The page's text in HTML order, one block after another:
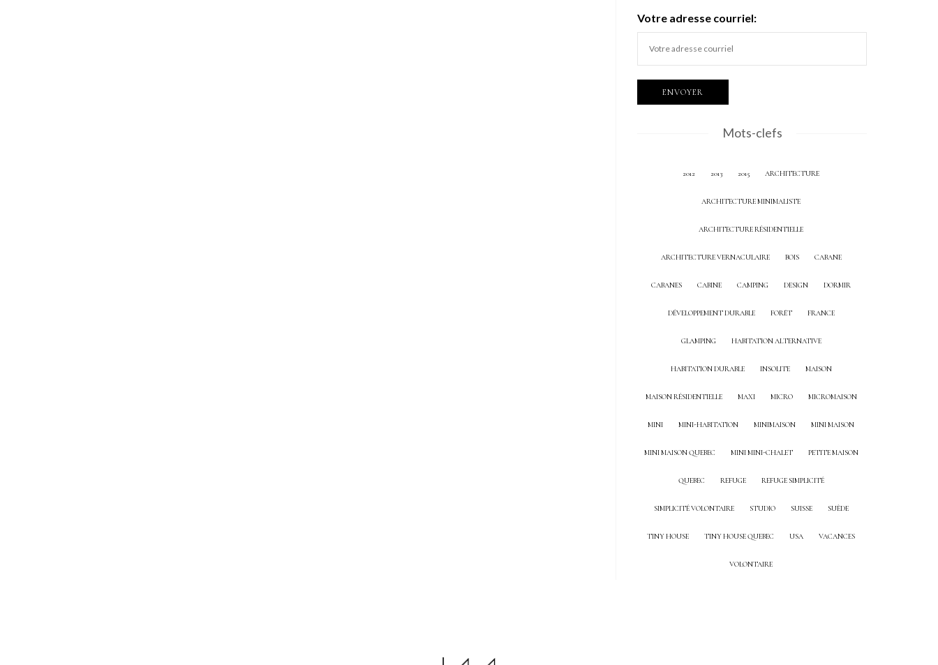
Votre adresse courriel:
Mots-clefs
2012 2013 2015 ARCHITECTURE
ARCHITECTURE MINIMALISTE
ARCHITECTURE RÉSIDENTIELLE
ARCHITECTURE VERNACULAIRE BOIS CABANE
CABANES CABINE CAMPING DESIGN DORMIR
DÉVELOPPEMENT DURABLE FORÊT FRANCE
GLAMPING HABITATION ALTERNATIVE
HABITATION DURABLE INSOLITE MAISON
MAISON RÉSIDENTIELLE MAXI MICRO MICROMAISON
MINI MINI-HABITATION MINIMAISON MINI MAISON
MINI MAISON QUEBEC MINI MINI-CHALET PETITE MAISON
QUEBEC REFUGE REFUGE SIMPLICITÉ
SIMPLICITÉ VOLONTAIRE STUDIO SUISSE SUÈDE
TINY HOUSE TINY HOUSE QUEBEC USA VACANCES
VOLONTAIRE